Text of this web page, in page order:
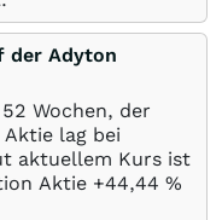
der Adyton
Wochen, der
lag bei
aktuellem Kurs ist
Aktie +44,44 %